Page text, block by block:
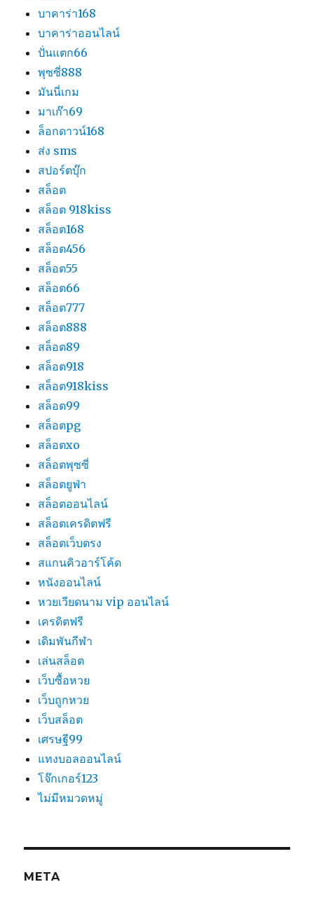
บาคาร่า168
บาคาร่าออนไลน์
ปั่นแตก66
พุซซี่888
มันนี่เกม
มาเก๊า69
ล็อกดาวน์168
ส่ง sms
สปอร์ตบุ๊ก
สล็อต
สล็อต 918kiss
สล็อต168
สล็อต456
สล็อต55
สล็อต66
สล็อต777
สล็อต888
สล็อต89
สล็อต918
สล็อต918kiss
สล็อต99
สล็อตpg
สล็อตxo
สล็อตพุซซี่
สล็อตยูฟ่า
สล็อตออนไลน์
สล็อตเครดิตฟรี
สล็อตเว็บตรง
สแกนคิวอาร์โค้ด
หนังออนไลน์
หวยเวียดนาม vip ออนไลน์
เครดิตฟรี
เดิมพันกีฬา
เล่นสล็อต
เว็บซื้อหวย
เว็บถูกหวย
เว็บสล็อต
เศรษฐี99
แทงบอลออนไลน์
โจ๊กเกอร์123
ไม่มีหมวดหมู่
META